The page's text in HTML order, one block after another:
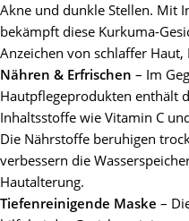
Akne und dunkle Stellen. Mit
bekämpft diese Kurkuma-
Anzeichen von schlaffer Haut,
Nähren & Erfrischen – Im
Hautpflegeprodukten enthält
Inhaltsstoffe wie Vitamin C
Die Nährstoffe beruhigen
verbessern die
Hautalterung.
Tiefenreinigende Maske –